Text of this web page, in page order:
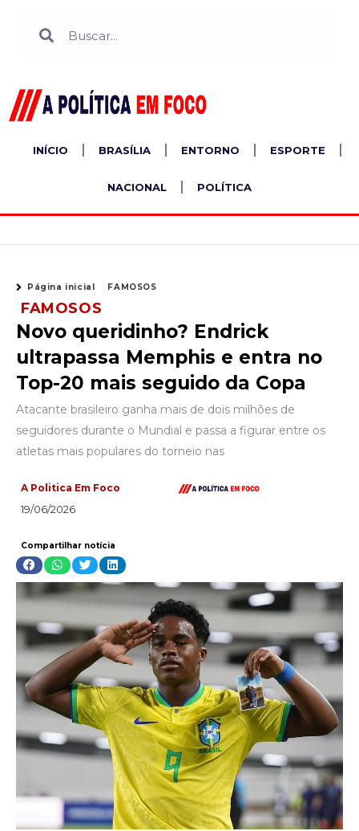
INÍCIO BRASÍLIA ENTORNO ESPORTE
NACIONAL POLÍTICA
Página inicial FAMOSOS
FAMOSOS
Novo queridinho? Endrick
ultrapassa Memphis e entra no
Top-20 mais seguido da Copa
Atacante brasileiro ganha mais de dois milhões de
seguidores durante o Mundial e passa a figurar entre os
atletas mais populares do torneio nas
A Politica Em Foco
19/06/2026
Compartilhar notícia